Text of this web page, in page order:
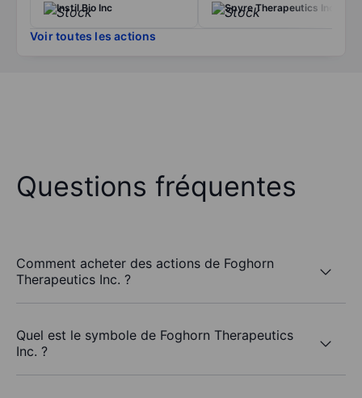
Instil Bio Inc Spyre Therapeutics Inc.
Voir toutes les actions
Questions fréquentes
Comment acheter des actions de Foghorn
Therapeutics Inc. ?
Quel est le symbole de Foghorn Therapeutics
Inc. ?